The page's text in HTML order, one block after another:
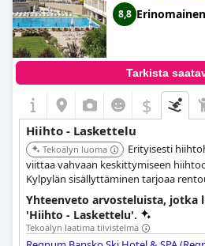
8,8 Erinomainen
Tarkista
$
Hiihto - Laskettelu
Tekoälyn luoma
Erityisesti
viittaa vahvaan keskittymiseen
Kylpylän sisällyttäminen tarjoaa
on upeita huoneita, ulkouima-allas,
allasbaari, huonepalvelu ja vesipuisto.
Yhteenveto arvosteluista,
'Hiihto - Laskettelu'.
Tekoälyn laatima tiivistelmä